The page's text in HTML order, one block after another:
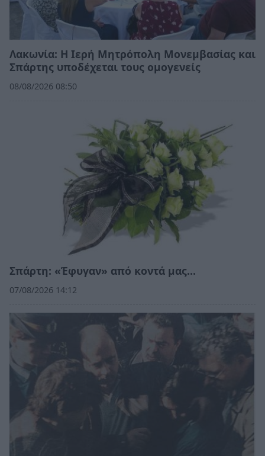
Λακωνία: Η Ιερή Μητρόπολη Μονεμβασίας και
Σπάρτης υποδέχεται τους ομογενείς
08/08/2026 08:50
Σπάρτη: «Έφυγαν» από κοντά μας…
07/08/2026 14:12